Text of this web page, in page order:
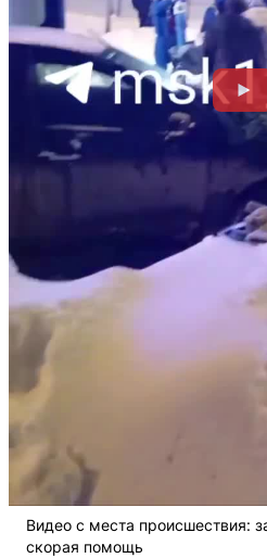
Видео с места происшествия:
скорая помощь